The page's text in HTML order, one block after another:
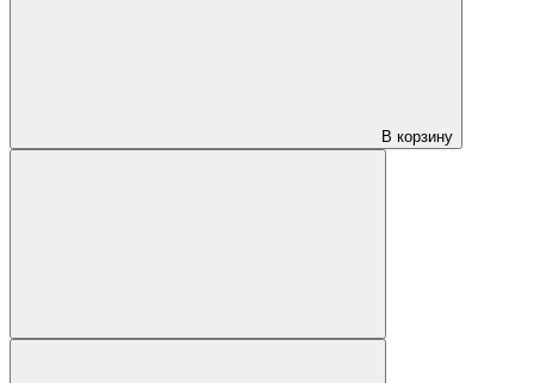
В корзину